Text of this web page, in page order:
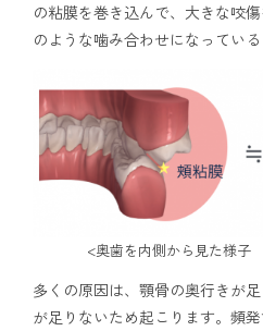
の粘膜を巻き込んで、大きな咬
のような噛み合わせになっている
<奥歯を内側から見た様
多くの原因は、顎骨の奥行きが
が足りないため起こります。頻